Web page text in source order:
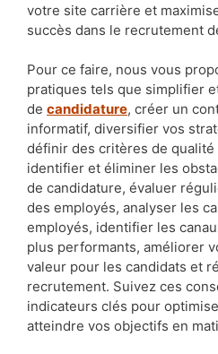
votre site carrière et
succès dans le recrutement
Pour ce faire, nous vous
pratiques tels que simplifier
de candidature, créer un
informatif, diversifier vos
définir des critères de qualité
identifier et éliminer les
de candidature, évaluer
des employés, analyser les
employés, identifier les
plus performants, améliorer
valeur pour les candidats et
recrutement. Suivez ces
indicateurs clés pour
atteindre vos objectifs en